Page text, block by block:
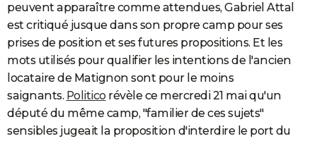
peuvent apparaître comme attendues, Gabriel Attal
est critiqué jusque dans son propre camp pour ses
prises de position et ses futures propositions. Et les
mots utilisés pour qualifier les intentions de l'ancien
locataire de Matignon sont pour le moins
saignants. Politico révèle ce mercredi 21 mai qu'un
député du même camp, "familier de ces sujets"
sensibles jugeait la proposition d'interdire le port du